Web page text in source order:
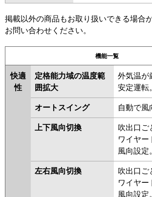
三菱電機 PKZ-ZRMP56SL6
ZRMP56SLL6
日立 RPK-GP56RGHJ5
FDKZ566HK6S
パナソニック PA-P56K7SGCX
SSRA56BJNV
SSRA56BFV
SSRA56BCV
東芝
RKXA05643JMUB
RKXA05643JMU
三菱電機 PKZ-ZRMP56SLL5
ZRMP56SL5 PKZ-
PKZ-ZRMP56SL4
ZRMP56SLL3
PKZ-ZRMP56SL2
ZRMP56SKLZ
PKZ-ZRMP56SKLY
ZRMP56SKY PKZ-
PKZ-ZRMP56SKV
ZRMP56SKLR
掲載以外の商品もお取り扱いできる場合
お問い合わせください。
機能一覧
快適
性
定格能力域の温度範
囲拡大
外気温が
安定運転。
オートスイング 自動で風
上下風向切換
吹出口ご
ワイヤー
風向設定。
左右風向切換
吹出口ご
ワイヤー
風向設定。